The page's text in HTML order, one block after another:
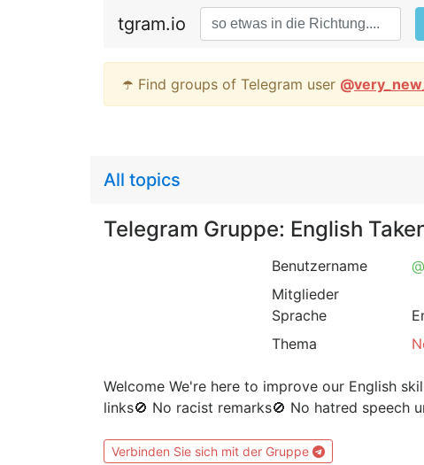
tgram.io
☂️ Find groups of Telegram user @
All topics
Telegram Gruppe: English
Benutzername
Mitglieder
Sprache
Thema
Welcome We're here to improve our English
links🚫 No racist remarks🚫 No hatred speech
Verbinden Sie sich mit der Gruppe